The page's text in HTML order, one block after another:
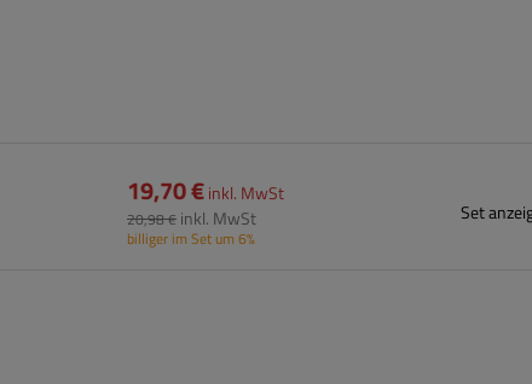
19,70 €inkl. MwSt
20,98 € inkl. MwSt
billiger im Set um 6%
Set